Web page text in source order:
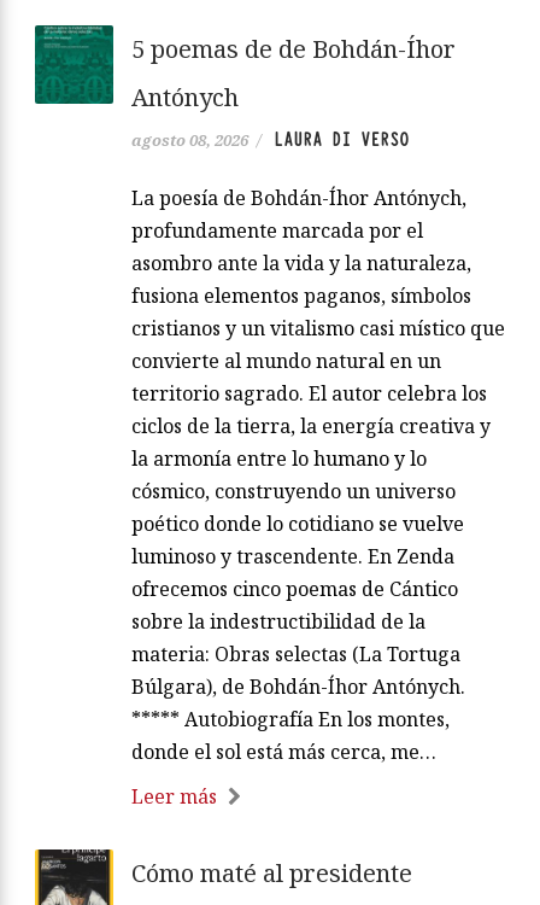
5 poemas de de Bohdán-Íhor
Antónych
agosto 08, 2026 / LAURA DI VERSO
La poesía de Bohdán-Íhor Antónych,
profundamente marcada por el
asombro ante la vida y la naturaleza,
fusiona elementos paganos, símbolos
cristianos y un vitalismo casi místico que
convierte al mundo natural en un
territorio sagrado. El autor celebra los
ciclos de la tierra, la energía creativa y
la armonía entre lo humano y lo
cósmico, construyendo un universo
poético donde lo cotidiano se vuelve
luminoso y trascendente. En Zenda
ofrecemos cinco poemas de Cántico
sobre la indestructibilidad de la
materia: Obras selectas (La Tortuga
Búlgara), de Bohdán-Íhor Antónych.
***** Autobiografía En los montes,
donde el sol está más cerca, me…
Leer más
Cómo maté al presidente